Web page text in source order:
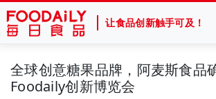
让食品创新触手可及！
全球创意糖果品牌，阿麦斯食品
Foodaily创新博览会